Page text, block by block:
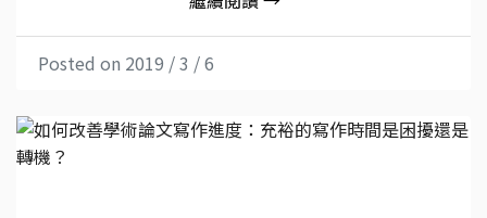
Posted on 2019 / 3 / 6